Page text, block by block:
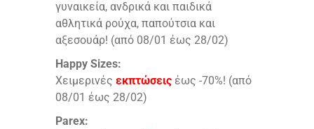
γυναικεία, ανδρικά και παιδικά
αθλητικά ρούχα, παπούτσια και
αξεσουάρ! (από 08/01 έως 28/02)
Happy Sizes:
Χειμερινές εκπτώσεις έως -70%! (από
08/01 έως 28/02)
Parex: